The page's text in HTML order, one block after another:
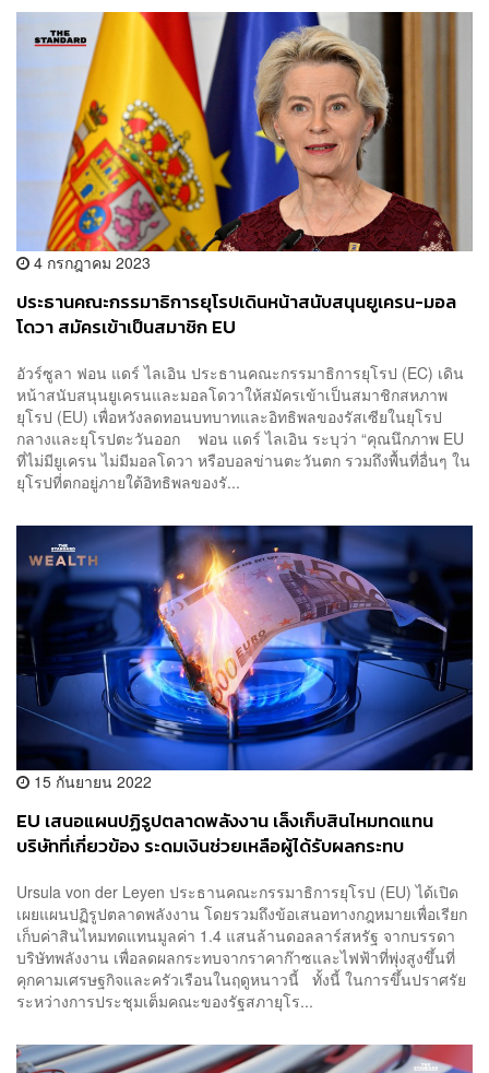
4 กรกฎาคม 2023
ประธานคณะกรรมาธิการยุโรปเดินหน้าสนับสนุนยูเครน-มอล
โดวา สมัครเข้าเป็นสมาชิก EU
อัวร์ซูลา ฟอน แดร์ ไลเอิน ประธานคณะกรรมาธิการยุโรป (EC) เดิน
หน้าสนับสนุนยูเครนและมอลโดวาให้สมัครเข้าเป็นสมาชิกสหภาพ
ยุโรป (EU) เพื่อหวังลดทอนบทบาทและอิทธิพลของรัสเซียในยุโรป
กลางและยุโรปตะวันออก ฟอน แดร์ ไลเอิน ระบุว่า “คุณนึกภาพ EU
ที่ไม่มียูเครน ไม่มีมอลโดวา หรือบอลข่านตะวันตก รวมถึงพื้นที่อื่นๆ ใน
ยุโรปที่ตกอยู่ภายใต้อิทธิพลของรั...
15 กันยายน 2022
EU เสนอแผนปฏิรูปตลาดพลังงาน เล็งเก็บสินไหมทดแทน
บริษัทที่เกี่ยวข้อง ระดมเงินช่วยเหลือผู้ได้รับผลกระทบ
Ursula von der Leyen ประธานคณะกรรมาธิการยุโรป (EU) ได้เปิด
เผยแผนปฏิรูปตลาดพลังงาน โดยรวมถึงข้อเสนอทางกฎหมายเพื่อเรียก
เก็บค่าสินไหมทดแทนมูลค่า 1.4 แสนล้านดอลลาร์สหรัฐ จากบรรดา
บริษัทพลังงาน เพื่อลดผลกระทบจากราคาก๊าซและไฟฟ้าที่พุ่งสูงขึ้นที่
คุกคามเศรษฐกิจและครัวเรือนในฤดูหนาวนี้ ทั้งนี้ ในการขึ้นปราศรัย
ระหว่างการประชุมเต็มคณะของรัฐสภายุโร...